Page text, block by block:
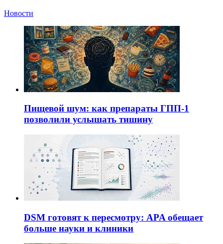
Новости
Пищевой шум: как препараты ГПП-1
позволили услышать тишину
DSM готовят к пересмотру: APA обещает
больше науки и клиники